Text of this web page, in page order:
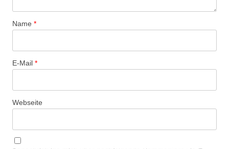
Name *
E-Mail *
Webseite